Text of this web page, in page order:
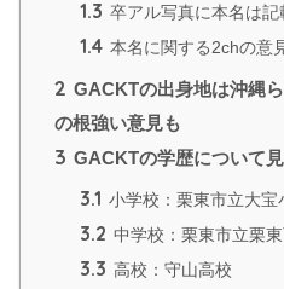
1.3 卒アル写真に本名は記
1.4 本名に関する2chの意
2 GACKTの出身地は沖縄
の根強い意見も
3 GACKTの学歴について見
3.1 小学校：栗東市立大宝
3.2 中学校：栗東市立栗
3.3 高校：守山高校